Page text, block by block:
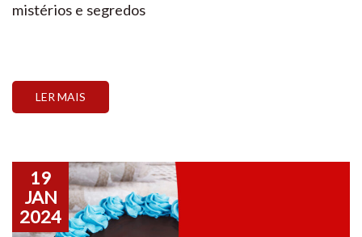
mistérios e segredos
LER MAIS
19
JAN
2024